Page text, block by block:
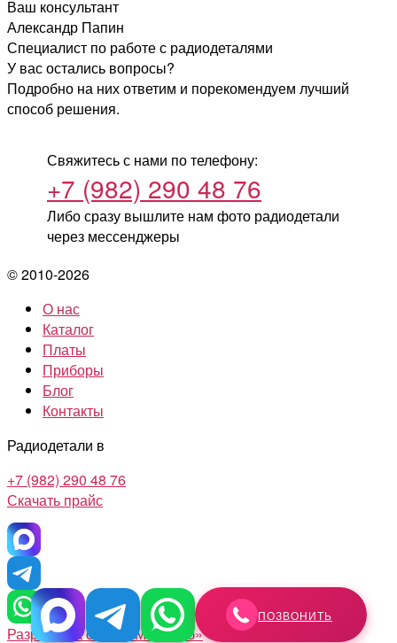
Ваш консультант
Александр Папин
Специалист по работе с радиодеталями
У вас остались вопросы?
Подробно на них ответим и порекомендуем лучший
способ решения.
Свяжитесь с нами по телефону:
+7 (982) 290 48 76
Либо сразу вышлите нам фото радиодетали
через мессенджеры
© 2010-2026
О нас
Каталог
Платы
Приборы
Блог
Контакты
Радиодетали в
+7 (982) 290 48 76
Скачать прайс
Разработка сайта «Масштаб»
ПОЗВОНИТЬ